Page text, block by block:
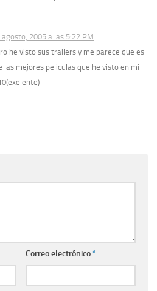
agosto, 2005 a las 5:22 PM
he visto sus trailers y me parece que es
las mejores peliculas que he visto en mi
Correo electrónico*